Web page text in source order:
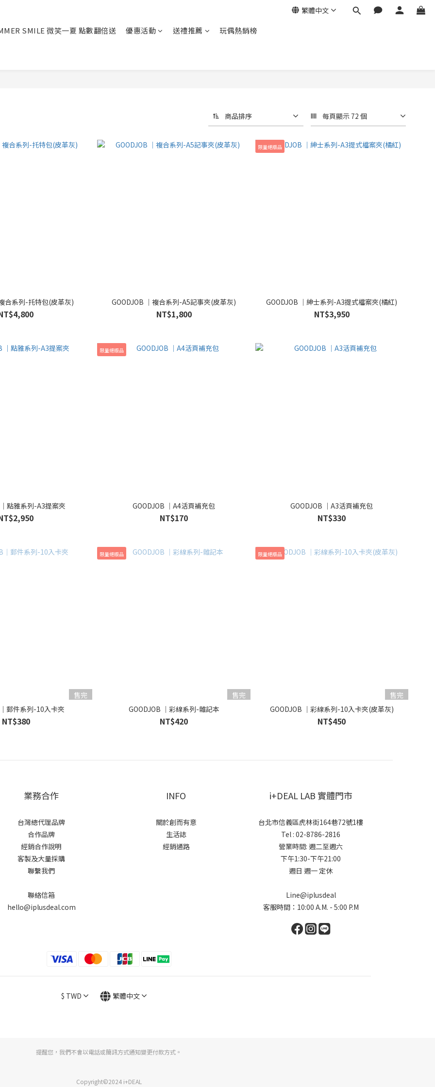
繁體中文
SMILE 微笑一夏 點數翻倍送 優惠活動 送禮推薦
玩偶熱銷榜
商品排序 每頁顯示 72 個
合系列-托特包(皮革灰) GOODJOB ｜複合系列-A5記事夾(皮革灰)
NT$1,800
限量絕版品
GOODJOB ｜紳士系列-A3提式檔案夾(橘紅)
NT$3,950
點雅系列-A3提案夾
限量絕版品
GOODJOB ｜A4活頁補充包
NT$170
GOODJOB ｜A3活頁補充包
NT$330
售完
郵件系列-10入卡夾
NT$380
限量絕版品
售完
GOODJOB ｜彩線系列-雜記本
NT$420
限量絕版品
售完
GOODJOB ｜彩線系列-10入卡夾(皮革灰)
NT$450
業務合作
台灣總代理品牌
合作品牌
經銷合作說明
客製及大量採購
聯繫我們
聯絡信箱
hello@iplusdeal.com
INFO
關於創而有意
生活誌
經銷通路
i+DEAL LAB 實體門市
台北市信義區虎林街164巷72號1樓
Tel : 02-8786-2816
營業時間: 週二至週六
下午1:30-下午21:00
週日 週一 定休
Line@iplusdeal
客服時間：10:00 A.M. - 5:00 P.M
$ TWD 繁體中文
提醒您，我們不會以電話或簡訊方式通知變更付款方式。
Copyright©2024 i+DEAL